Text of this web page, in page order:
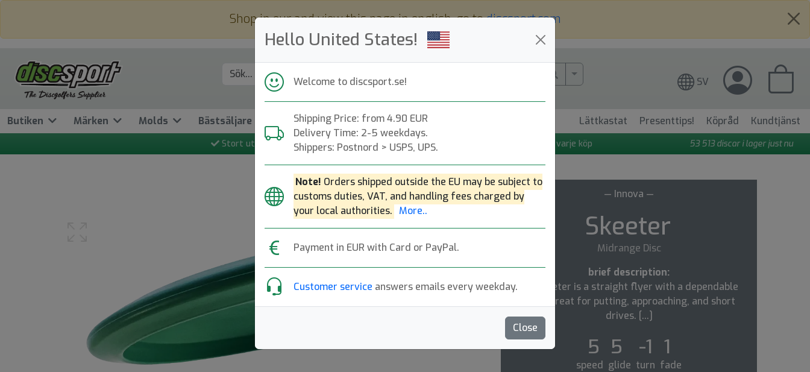
Hello United States!
Welcome to discsport.se!
Shipping Price: from 4.90 EUR
Delivery Time: 2-5 weekdays.
Shippers: Postnord > USPS, UPS.
Note! Orders shipped outside the EU may be subject to
customs duties, VAT, and handling fees charged by
your local authorities. More..
Payment in EUR with Card or PayPal.
Customer service answers emails every weekday.
Close
Shop in eur and view this page in english, go todiscsport.com
More Search.. SV
Butiken Märken Molds Bästsäljare Nyheter Påfyllt Kampanjer Lättkastat Presenttips! Köpråd Kundtjänst
Stort utbud Snabba leveranser Fri frakt över 149 EUR Bonuspoäng på varje köp 53 513 discar i lager just nu
— Innova —
Skeeter
Midrange Disc
brief description:
the skeeter is a straight flyer with a dependable
fade. great for putting, approaching, and short
drives. [...]
5 5 -1 1
speed glide turn fade